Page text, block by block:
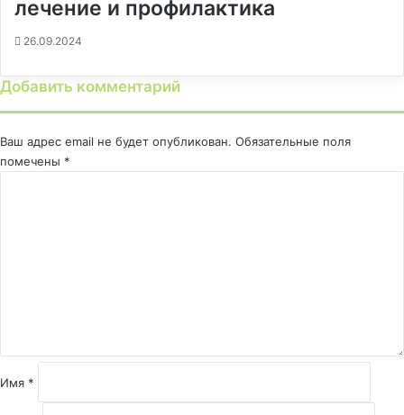
лечение и профилактика
26.09.2024
Добавить комментарий
Ваш адрес email не будет опубликован. Обязательные поля
помечены *
и
й
Имя *